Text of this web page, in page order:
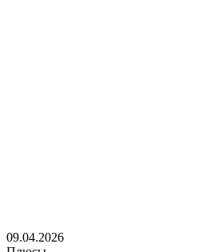
09.04.2026